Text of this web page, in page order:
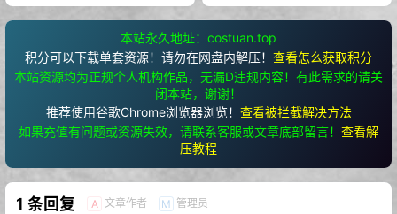
本站永久地址：costuan.top
积分可以下载单套资源！请勿在网盘内解压！ 查看怎么获取积分
本站资源均为正规个人机构作品，无漏D违规内容！有此需求的请关
闭本站，谢谢！
推荐使用谷歌Chrome浏览器浏览！ 查看被拦截解决方法
如果充值有问题或资源失效，请联系客服或文章底部留言！ 查看解
压教程
1 条回复 A 文章作者 M 管理员